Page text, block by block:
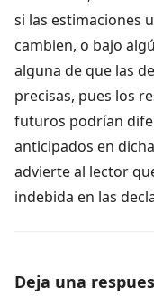
si las estimaciones
cambien, o bajo
alguna de que las
precisas, pues los
futuros podrían
anticipados en
advierte al lector
indebida en las
Deja una